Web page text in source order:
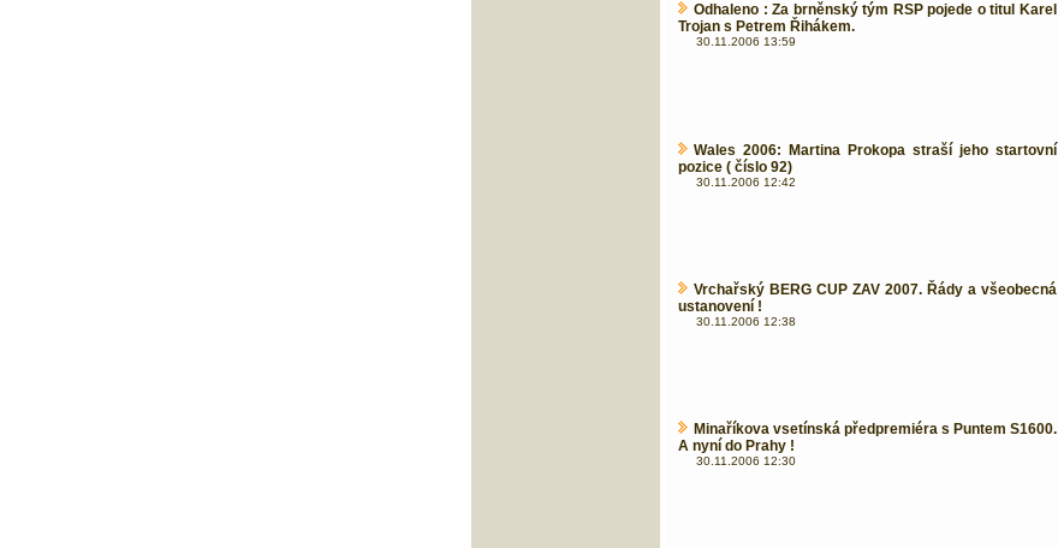
Odhaleno : Za brněnský tým RSP pojede o titul Karel
Trojan s Petrem Řihákem.
30.11.2006 13:59
Wales 2006: Martina Prokopa straší jeho startovní
pozice ( číslo 92)
30.11.2006 12:42
Vrchařský BERG CUP ZAV 2007. Řády a všeobecná
ustanovení !
30.11.2006 12:38
Minaříkova vsetínská předpremiéra s Puntem S1600.
A nyní do Prahy !
30.11.2006 12:30